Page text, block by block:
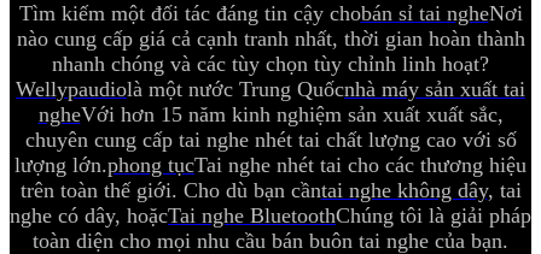
Tìm kiếm một đối tác đáng tin cậy chobán sỉ tai ngheNơi
nào cung cấp giá cả cạnh tranh nhất, thời gian hoàn thành
nhanh chóng và các tùy chọn tùy chỉnh linh hoạt?
Wellypaudiolà một nước Trung Quốcnhà máy sản xuất tai
ngheVới hơn 15 năm kinh nghiệm sản xuất xuất sắc,
chuyên cung cấp tai nghe nhét tai chất lượng cao với số
lượng lớn.phong tụcTai nghe nhét tai cho các thương hiệu
trên toàn thế giới. Cho dù bạn cầntai nghe không dây, tai
nghe có dây, hoặcTai nghe BluetoothChúng tôi là giải pháp
toàn diện cho mọi nhu cầu bán buôn tai nghe của bạn.